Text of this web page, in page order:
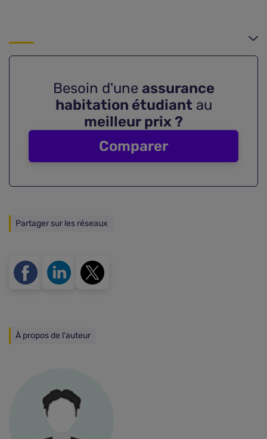
Besoin d'une assurance
habitation étudiant au
meilleur prix ?
Comparer
Partager sur les réseaux
À propos de l'auteur